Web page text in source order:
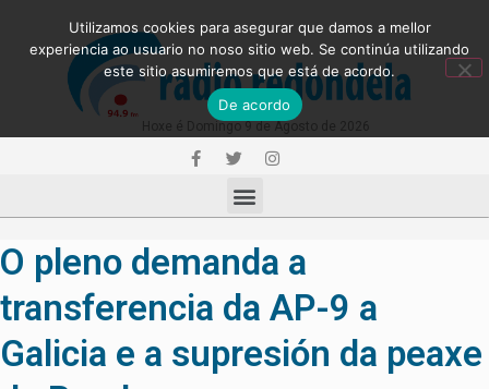
O pleno demanda a
transferencia da AP-9 a
Galicia e a supresión da peaxe
Utilizamos cookies para asegurar que damos a mellor
experiencia ao usuario no noso sitio web. Se continúa utilizando
este sitio asumiremos que está de acordo.
De acordo